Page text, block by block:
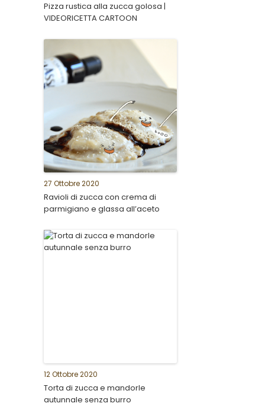
Pizza rustica alla zucca golosa |
VIDEORICETTA CARTOON
27 Ottobre 2020
Ravioli di zucca con crema di
parmigiano e glassa all’aceto
12 Ottobre 2020
Torta di zucca e mandorle
autunnale senza burro